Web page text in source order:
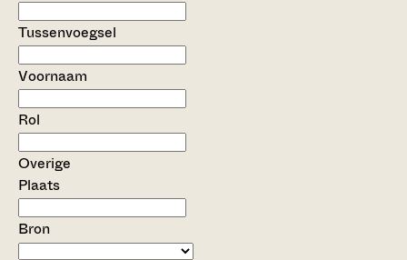
Tussenvoegsel
Voornaam
Rol
Overige
Plaats
Bron